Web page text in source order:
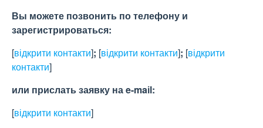
Вы можете позвонить по телефону и
зарегистрироваться:
[відкрити контакти]; [відкрити контакти]; [відкрити
контакти]
или прислать заявку на e-maіl:
[відкрити контакти]